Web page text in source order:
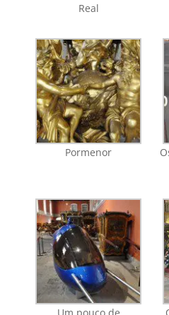
Real
Pormenor
Um pouco de